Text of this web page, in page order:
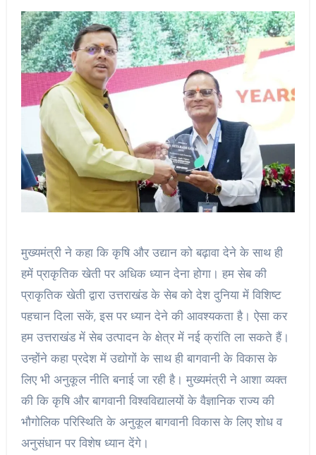
मुख्यमंत्री ने कहा कि कृषि और उद्यान को बढ़ावा देने के साथ ही
हमें प्राकृतिक खेती पर अधिक ध्यान देना होगा। हम सेब की
प्राकृतिक खेती द्वारा उत्तराखंड के सेब को देश दुनिया में विशिष्ट
पहचान दिला सकें, इस पर ध्यान देने की आवश्यकता है। ऐसा कर
हम उत्तराखंड में सेब उत्पादन के क्षेत्र में नई क्रांति ला सकते हैं।
उन्होंने कहा प्रदेश में उद्योगों के साथ ही बागवानी के विकास के
लिए भी अनुकूल नीति बनाई जा रही है। मुख्यमंत्री ने आशा व्यक्त
की कि कृषि और बागवानी विश्वविद्यालयों के वैज्ञानिक राज्य की
भौगोलिक परिस्थिति के अनुकूल बागवानी विकास के लिए शोध व
अनुसंधान पर विशेष ध्यान देंगे।